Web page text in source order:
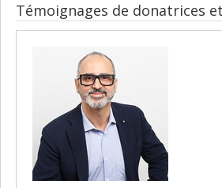
Témoignages de donatrices